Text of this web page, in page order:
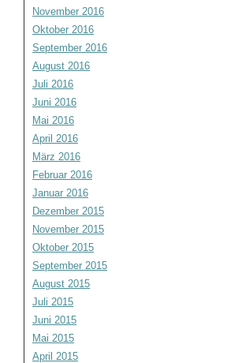
November 2016
Oktober 2016
September 2016
August 2016
Juli 2016
Juni 2016
Mai 2016
April 2016
März 2016
Februar 2016
Januar 2016
Dezember 2015
November 2015
Oktober 2015
September 2015
August 2015
Juli 2015
Juni 2015
Mai 2015
April 2015